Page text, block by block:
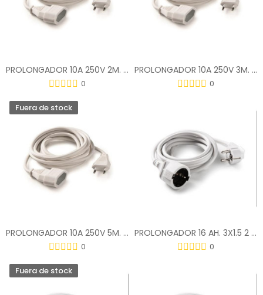
PROLONGADOR 10A 250V 2M. 2X1MM. BLANCO 2952
0
PROLONGADOR 10A 250V 3M. 2X1MM. BLANCO 2953
0
Fuera de stock
PROLONGADOR 10A 250V 5M. 2X1MM. BLANCO 2955
0
PROLONGADOR 16 AH. 3X1.5 2 M. BLANCA 2982
0
Fuera de stock